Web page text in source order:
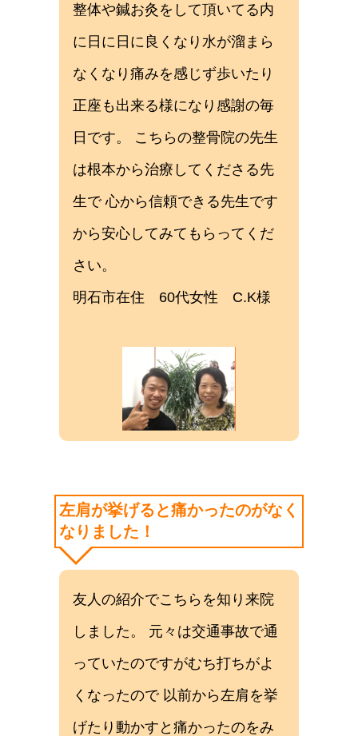
整体や鍼お灸をして頂いてる内
に日に日に良くなり水が溜まら
なくなり痛みを感じず歩いたり
正座も出来る様になり感謝の毎
日です。 こちらの整骨院の先生
は根本から治療してくださる先
生で 心から信頼できる先生です
から安心してみてもらってくだ
さい。
明石市在住 60代女性 C.K様
左肩が挙げると痛かったのがなく
なりました！
友人の紹介でこちらを知り来院
しました。 元々は交通事故で通
っていたのですがむち打ちがよ
くなったので 以前から左肩を挙
げたり動かすと痛かったのをみ